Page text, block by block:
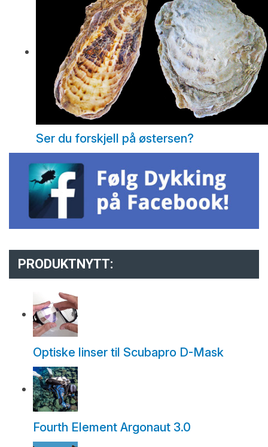
Ser du forskjell på østersen?
PRODUKTNYTT:
Optiske linser til Scubapro D-Mask
Fourth Element Argonaut 3.0